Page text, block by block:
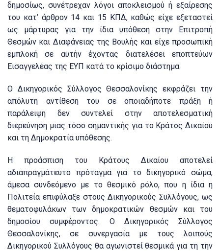
δημοσίως, συνέτρεχαν λόγοι αποκλεισμού ή εξαίρεσης
του κατ’ άρθρον 14 και 15 ΚΠΔ, καθώς είχε εξεταστεί
ως μάρτυρας για την ίδια υπόθεση στην Επιτροπή
Θεσμών και Διαφάνειας της Βουλής και είχε προσωπική
εμπλοκή σε αυτήν έχοντας διατελέσει εποπτεύων
Εισαγγελέας της ΕΥΠ κατά το κρίσιμο διάστημα.
Ο Δικηγορικός Σύλλογος Θεσσαλονίκης εκφράζει την
απόλυτη αντίθεση του σε οποιαδήποτε πράξη ή
παράλειψη δεν συντελεί στην αποτελεσματική
διερεύνηση μιας τόσο σημαντικής για το Κράτος Δικαίου
και τη Δημοκρατία υπόθεσης.
Η προάσπιση του Κράτους Δικαίου αποτελεί
αδιαπραγμάτευτο πρόταγμα για το δικηγορικό σώμα,
άμεσα συνδεόμενο με το θεσμικό ρόλο, που η ίδια η
Πολιτεία επιφύλαξε στους Δικηγορικούς Συλλόγους, ως
θεματοφυλάκων των δημοκρατικών θεσμών και του
δημοσίου συμφέροντος. Ο Δικηγορικός Σύλλογος
Θεσσαλονίκης, σε συνεργασία με τους λοιπούς
Δικηγορικού Συλλόγους θα αγωνιστεί θεσμικά για τη την